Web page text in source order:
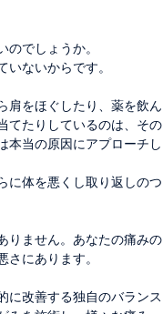
でしょうか。
ないからです。
肩をほぐしたり、薬を飲ん
てたりしているのは、その
本当の原因にアプローチし
に体を悪くし取り返しのつ
りません。あなたの痛みの
にあります。
に改善する独自のバランス